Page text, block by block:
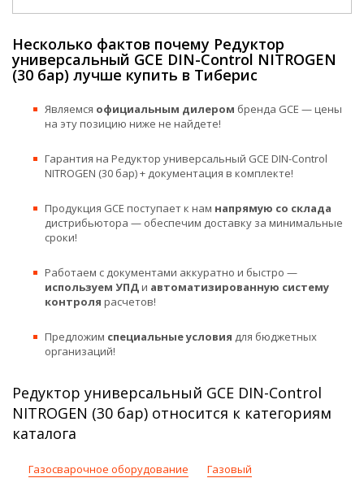
Несколько фактов почему Редуктор
универсальный GCE DIN-Control NITROGEN
(30 бар) лучше купить в Тиберис
Являемся официальным дилером бренда GCE — цены
на эту позицию ниже не найдете!
Гарантия на Редуктор универсальный GCE DIN-Control
NITROGEN (30 бар) + документация в комплекте!
Продукция GCE поступает к нам напрямую со склада
дистрибьютора — обеспечим доставку за минимальные
сроки!
Работаем с документами аккуратно и быстро —
используем УПДи автоматизированную систему
контроля расчетов!
Предложим специальные условия для бюджетных
организаций!
Редуктор универсальный GCE DIN-Control
NITROGEN (30 бар) относится к категориям
каталога
Газосварочное оборудование
Газовый